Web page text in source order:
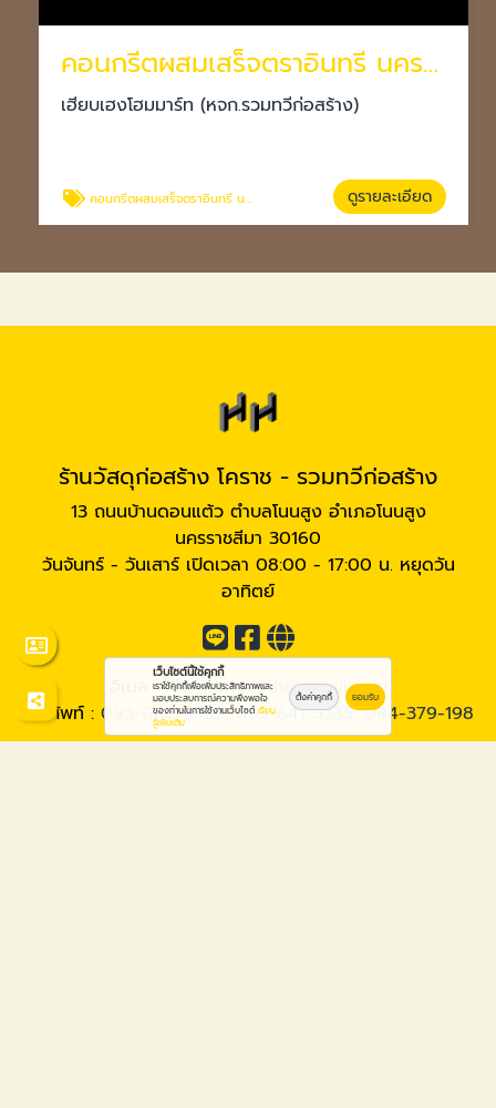
คอนกรีตผสมเสร็จตราอินทรี นครราชสีมา
เฮียบเฮงโฮมมาร์ท (หจก.รวมทวีก่อสร้าง)
คอนกรีตผสมเสร็จตราอินทรี นครราชสีมา ดูรายละเอียด
ร้านวัสดุก่อสร้าง โคราช - รวมทวีก่อสร้าง
13 ถนนบ้านดอนแต้ว ตำบลโนนสูง อำเภอโนนสูง
นครราชสีมา 30160
วันจันทร์ - วันเสาร์ เปิดเวลา 08:00 - 17:00 น. หยุดวัน
อาทิตย์
อีเมล :raumtawee.hh@gmail.com
โทรศัพท์ : 093-082-3939,062-641-5335,044-379-198
เว็บไซต์นี้ใช้คุกกี้
เราใช้คุกกี้เพื่อเพิ่มประสิทธิภาพและ
มอบประสบการณ์ความพึงพอใจ
ของท่านในการใช้งานเว็บไซต์ เรียน
รู้เพิ่มเติม
ตั้งค่าคุกกี้ ยอมรับ